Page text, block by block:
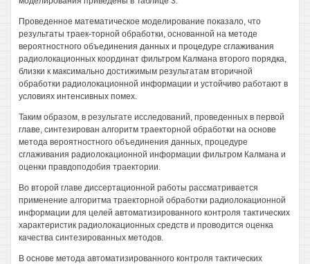
Проведенное математическое моделирование показало, что
результаты траек-торной обработки, основанной на методе
вероятностного объединения данных и процедуре сглаживания
радиолокационных координат фильтром Калмана второго порядка,
близки к максимально достижимым результатам вторичной
обработки радиолокационной информации и устойчиво работают в
условиях интенсивных помех.
Таким образом, в результате исследований, проведенных в первой
главе, синтезирован алгоритм траекторной обработки на основе
метода вероятностного объединения данных, процедуре
сглаживания радиолокационной информации фильтром Калмана и
оценки правдоподобия траектории.
Во второй главе диссертационной работы рассматривается
применение алгоритма траекторной обработки радиолокационной
информации для целей автоматизированного контроля тактических
характеристик радиолокационных средств и проводится оценка
качества синтезированных методов.
В основе метода автоматизированного контроля тактических